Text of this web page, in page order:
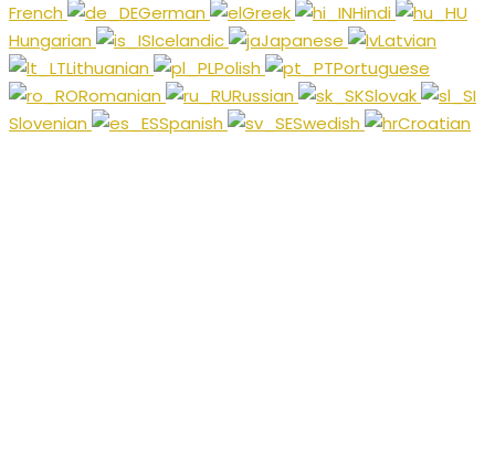
French
German Greek
Hindi
Hungarian
Icelandic Japanese
Latvian
Lithuanian
Polish
Portuguese
Romanian
Russian
Slovak
Slovenian
Spanish Swedish Croatian